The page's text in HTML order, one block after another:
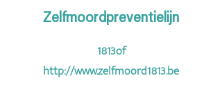
Zelfmoordpreventielijn
1813 of
http://www.zelfmoord1813.be